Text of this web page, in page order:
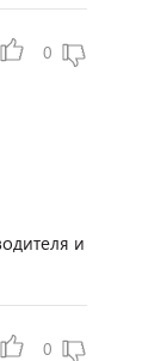
0
и
0